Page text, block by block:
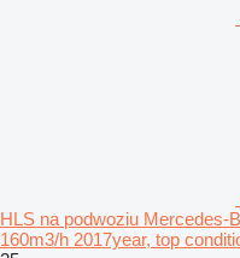
HLS na podwoziu Mercedes-
160m3/h 2017year, top